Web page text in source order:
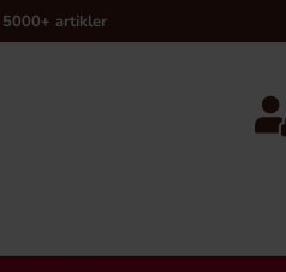
5000+ artikler